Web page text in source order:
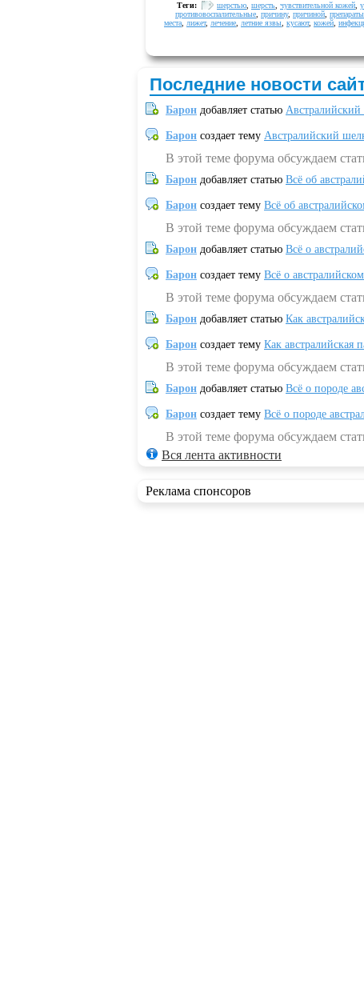
Теги: шерстью шерсть чувствительной кожей
противовоспалительные причину, причиной препараты
места
лижет, лечение летние язвы кусают, кожей
Последние новости
Барон добавляет статью Австралийский
Барон создает тему Австралийский
В этой теме форума обсуждаем
Барон добавляет статью Всё об
Барон создает тему Всё об
В этой теме форума обсуждаем
Барон добавляет статью Всё о
Барон создает тему Всё о
В этой теме форума обсуждаем
Барон добавляет статью Как
Барон создает тему Как австралийская
В этой теме форума обсуждаем
Барон добавляет статью Всё о породе
Барон создает тему Всё о породе
В этой теме форума обсуждаем
Вся лента активности
Реклама спонсоров